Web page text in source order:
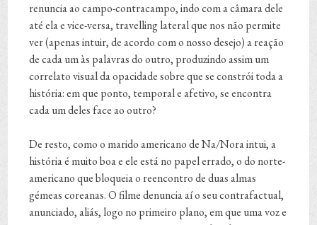
renuncia ao campo-contracampo, indo com a câmara dele
até ela e vice-versa, travelling lateral que nos não permite
ver (apenas intuir, de acordo com o nosso desejo) a reação
de cada um às palavras do outro, produzindo assim um
correlato visual da opacidade sobre que se constrói toda a
história: em que ponto, temporal e afetivo, se encontra
cada um deles face ao outro?
De resto, como o marido americano de Na/Nora intui, a
história é muito boa e ele está no papel errado, o do norte-
americano que bloqueia o reencontro de duas almas
gémeas coreanas. O filme denuncia aí o seu contrafactual,
anunciado, aliás, logo no primeiro plano, em que uma voz e